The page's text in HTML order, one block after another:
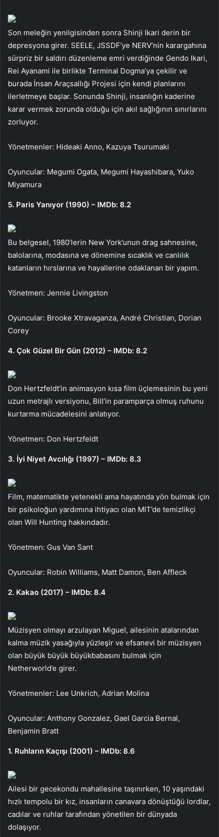
Son meleğin yenilgisinden sonra Shinji Ikari derin bir
depresyona girer. SEELE, JSSDF’ye NERV’nin karargahına
sürpriz bir saldırı düzenleme emri verdiğinde Gendo Ikari,
Rei Ayanami ile birlikte Terminal Dogma’ya çekilir ve
burada İnsan Araçsallığı Projesi için kendi planlarını
ilerletmeye başlar. Sonunda Shinji, insanlığın kaderine
karar vermek zorunda olduğu için akıl sağlığının sınırlarını
zorluyor.
Yönetmenler: Hideaki Anno, Kazuya Tsurumaki
Oyuncular: Megumi Ogata, Megumi Hayashibara, Yuko
Miyamura
5. Paris Yanıyor (1990) – IMDb: 8.2
Bu belgesel, 1980’lerin New York’unun drag sahnesine,
balolarına, modasına ve dönemine sıcaklık ve canlılık
katanların hırslarına ve hayallerine odaklanan bir yapım.
Yönetmen: Jennie Livingston
Oyuncular: Brooke Xtravaganza, André Christian, Dorian
Corey
4. Çok Güzel Bir Gün (2012) – IMDb: 8.2
Don Hertzfeldt’in animasyon kısa film üçlemesinin bu yeni
uzun metrajlı versiyonu, Bill’in paramparça olmuş ruhunu
kurtarma mücadelesini anlatıyor.
Yönetmen: Don Hertzfeldt
3. İyi Niyet Avcılığı (1997) – IMDb: 8.3
Film, matematikte yetenekli ama hayatında yön bulmak için
bir psikoloğun yardımına ihtiyacı olan MIT’de temizlikçi
olan Will Hunting hakkındadır.
Yönetmen: Gus Van Sant
Oyuncular: Robin Williams, Matt Damon, Ben Affleck
2. Kakao (2017) – IMDb: 8.4
Müzisyen olmayı arzulayan Miguel, ailesinin atalarından
kalma müzik yasağıyla yüzleşir ve efsanevi bir müzisyen
olan büyük büyük büyükbabasını bulmak için
Netherworld’e girer.
Yönetmenler: Lee Unkrich, Adrian Molina
Oyuncular: Anthony Gonzalez, Gael Garcia Bernal,
Benjamin Bratt
1. Ruhların Kaçışı (2001) – IMDb: 8.6
Ailesi bir gecekondu mahallesine taşınırken, 10 yaşındaki
hızlı tempolu bir kız, insanların canavara dönüştüğü lordlar,
cadılar ve ruhlar tarafından yönetilen bir dünyada
dolaşıyor.